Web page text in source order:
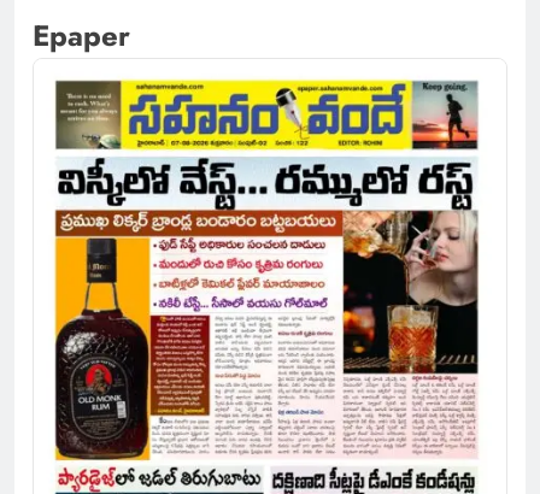
Epaper